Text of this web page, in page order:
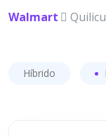
Walmart
Híbrido